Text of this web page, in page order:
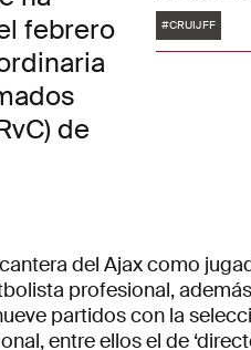
febrero
de
#CRUIJFF
del Ajax como
profesional,
partidos con la
entre ellos el de